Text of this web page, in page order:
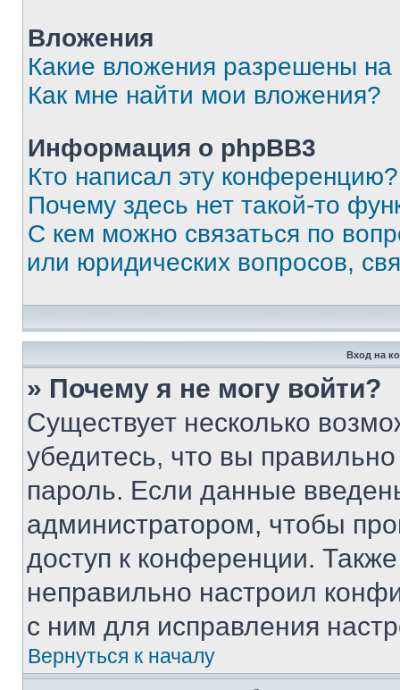
Вложения
Какие вложения разрешены
Как мне найти мои вложения?
Информация о phpBB3
Кто написал эту конференцию?
Почему здесь нет такой-то
С кем можно связаться по
или юридических вопросов,
Вход на
» Почему я не могу войти?
Существует несколько
убедитесь, что вы
пароль. Если данные
администратором, чтобы
доступ к конференции.
неправильно настроил
с ним для исправления
Вернуться к началу